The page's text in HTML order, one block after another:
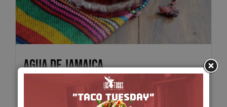
Agua de Jamaica